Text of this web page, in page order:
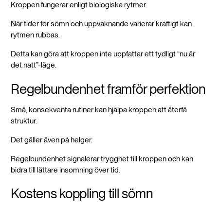
Kroppen fungerar enligt biologiska rytmer.
När tider för sömn och uppvaknande varierar kraftigt kan
rytmen rubbas.
Detta kan göra att kroppen inte uppfattar ett tydligt “nu är
det natt”-läge.
Regelbundenhet framför perfektion
Små, konsekventa rutiner kan hjälpa kroppen att återfå
struktur.
Det gäller även på helger.
Regelbundenhet signalerar trygghet till kroppen och kan
bidra till lättare insomning över tid.
Kostens koppling till sömn